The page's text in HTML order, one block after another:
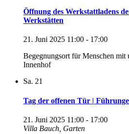
Öffnung des Werkstattladens
Werkstätten
21. Juni 2025 11:00 - 17:00
Begegnungsort für Menschen
Innenhof
Sa. 21
Tag der offenen Tür |
21. Juni 2025 11:00 - 17:00
Villa Bauch, Garten